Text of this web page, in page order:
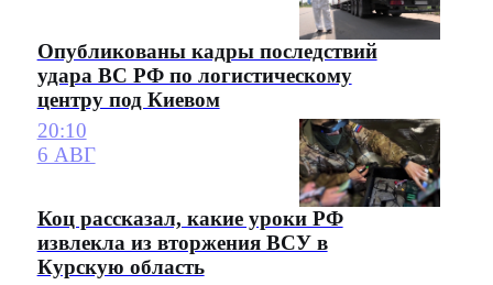
Опубликованы кадры последствий
удара ВС РФ по логистическому
центру под Киевом
20:10
6 АВГ
Коц рассказал, какие уроки РФ
извлекла из вторжения ВСУ в
Курскую область